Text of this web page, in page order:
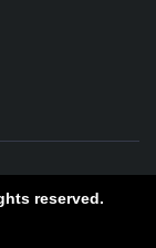
reserved.